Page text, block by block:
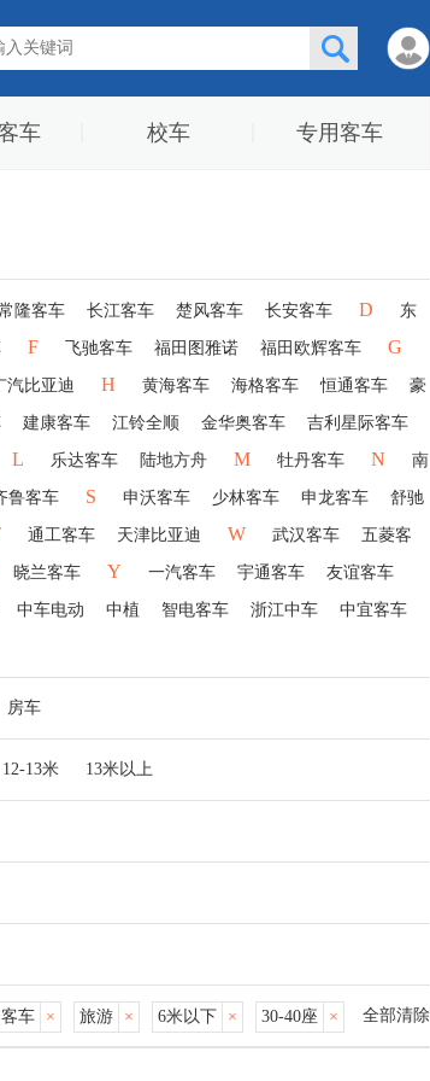
车 校车 专用客车
隆客车 长江客车 楚风客车 长安客车 D 东
F 飞驰客车 福田图雅诺 福田欧辉客车 G
汽比亚迪 H 黄海客车 海格客车 恒通客车 豪
建康客车 江铃全顺 金华奥客车 吉利星际客车
L 乐达客车 陆地方舟 M 牡丹客车 N 南
鲁客车 S 申沃客车 少林客车 申龙客车 舒驰
通工客车 天津比亚迪 W 武汉客车 五菱客
晓兰客车 Y 一汽客车 宇通客车 友谊客车
中车电动 中植 智电客车 浙江中车
中宜客车
房车
12-13米 13米以上
全部清除
30-40座 ×
6米以下 ×
旅游 ×
车 ×